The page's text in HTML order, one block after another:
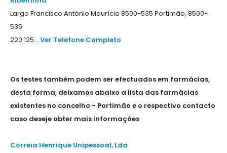
Largo Francisco António Maurício 8500-535 Portimão, 8500-
535
220 125... Ver Telefone Completo
Os testes também podem ser efectuados em farmácias,
desta forma, deixamos abaixo a lista das farmácias
existentes no concelho - Portimão e o respectivo contacto
caso deseje obter mais informações
Correia Henrique Unipessoal, Lda